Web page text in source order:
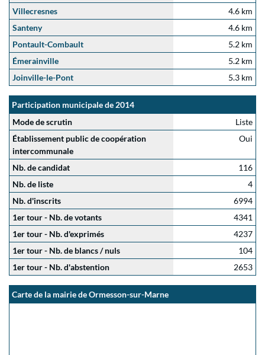
Villecresnes
4.6 km
Santeny
4.6 km
Pontault-Combault
5.2 km
Émerainville
5.2 km
Joinville-le-Pont
5.3 km
Participation municipale de 2014
Mode de scrutin
Liste
Établissement public de coopération
intercommunale
Oui
Nb. de candidat
116
Nb. de liste
4
Nb. d'inscrits
6994
1er tour - Nb. de votants
4341
1er tour - Nb. d'exprimés
4237
1er tour - Nb. de blancs / nuls
104
1er tour - Nb. d'abstention
2653
Carte de la mairie de Ormesson-sur-Marne